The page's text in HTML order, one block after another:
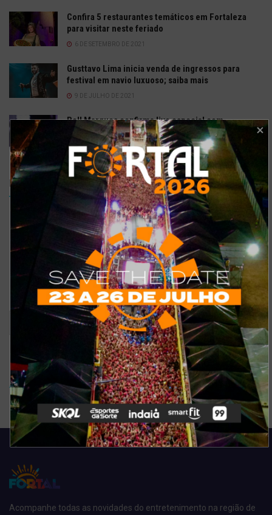
Confira 5 restaurantes temáticos em Fortaleza
para visitar neste feriado
6 DE SETEMBRO DE 2021
Gusttavo Lima inicia venda de ingressos para
festival em navio luxuoso; saiba mais
9 DE JULHO DE 2021
Bell Marques confirma live especial com
repertório do show ‘Só As Antigas’
6 DE ABRIL DE 2020
Enquetes
Como está o meu site?
Pode ser melhorado
Sem comentários
Ver resultados
Arquivo de enquete
Acompanhe todas as novidades do entretenimento na região de